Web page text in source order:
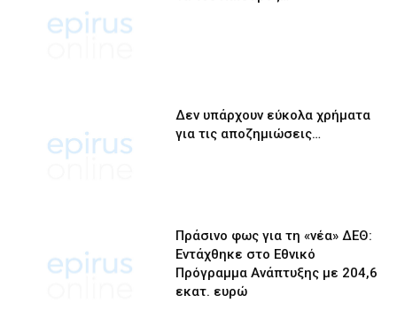
Δεν υπάρχουν εύκολα χρήματα
για τις αποζημιώσεις…
Πράσινο φως για τη «νέα» ΔΕΘ:
Εντάχθηκε στο Εθνικό
Πρόγραμμα Ανάπτυξης με 204,6
εκατ. ευρώ